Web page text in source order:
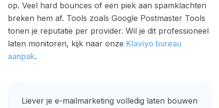
op. Veel hard bounces of een piek aan spamklachten
breken hem af. Tools zoals Google Postmaster Tools
tonen je reputatie per provider. Wil je dit professioneel
laten monitoren, kijk naar onze Klaviyo bureau
aanpak.
Liever je e-mailmarketing volledig laten bouwen